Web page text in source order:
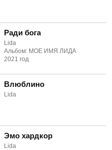
Ради бога
Lida
Альбом: МОЕ ИМЯ ЛИДА
2021 год
Влюблино
Lida
Эмо хардкор
Lida